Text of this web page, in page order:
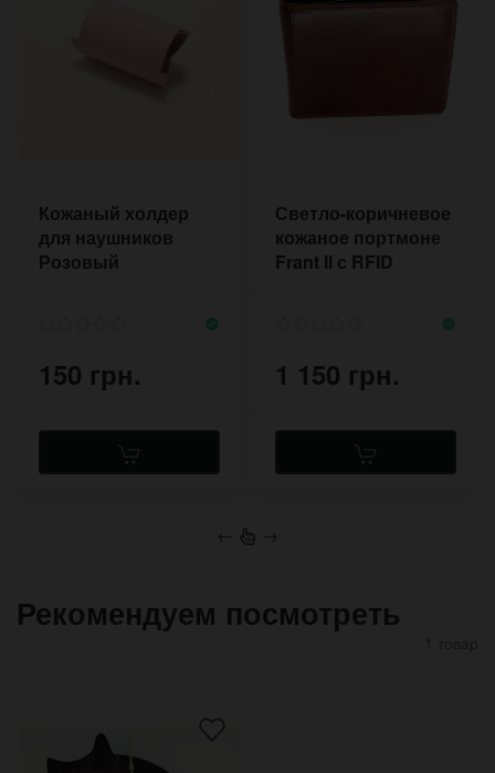
Кожаный холдер
для наушников
Розовый
150 грн.
Светло-коричневое
кожаное портмоне
Frant II с RFID
1 150 грн.
← →
Рекомендуем посмотреть